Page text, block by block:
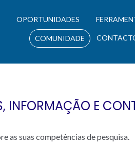
OPORTUNIDADES
COMUNIDADE
INFORMAÇÃO E
as suas competências de pesquisa.